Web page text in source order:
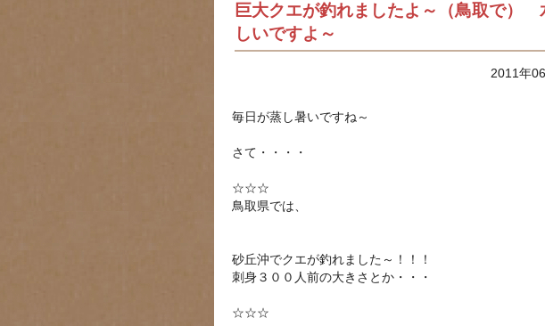
巨大クエが釣れましたよ～（鳥取で）
しいですよ～
2011年
毎日が蒸し暑いですね～
さて・・・・
☆☆☆
鳥取県では、
砂丘沖でクエが釣れました～！！！
刺身３００人前の大きさとか・・・
☆☆☆